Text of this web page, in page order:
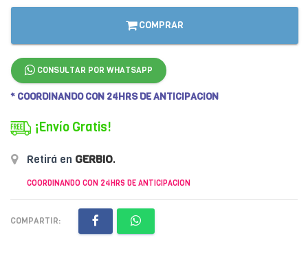
COMPRAR
CONSULTAR POR WHATSAPP
* COORDINANDO CON 24HRS DE ANTICIPACION
¡Envío Gratis!
Retirá en GERBIO.
COORDINANDO CON 24HRS DE ANTICIPACION
COMPARTIR: